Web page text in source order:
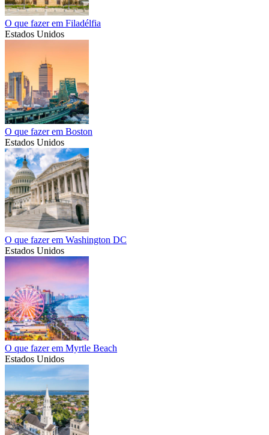
O que fazer em Filadélfia
Estados Unidos
O que fazer em Boston
Estados Unidos
O que fazer em Washington DC
Estados Unidos
O que fazer em Myrtle Beach
Estados Unidos